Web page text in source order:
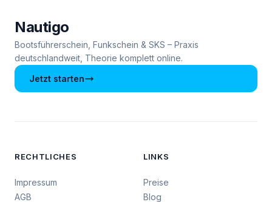
Nautigo
Bootsführerschein, Funkschein & SKS – Praxis
deutschlandweit, Theorie komplett online.
Jetzt starten
RECHTLICHES
Impressum
AGB
LINKS
Preise
Blog